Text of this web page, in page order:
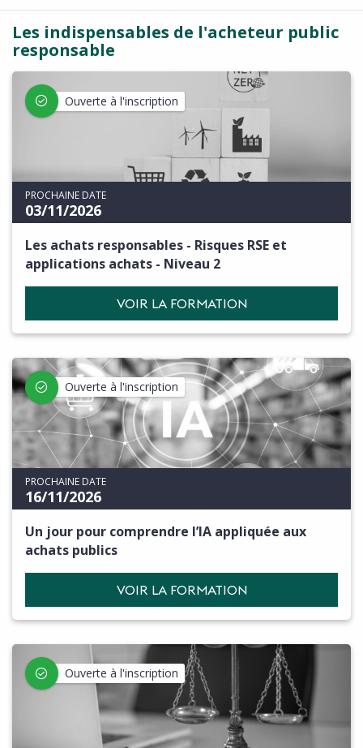
Les indispensables de l'acheteur public
responsable
Ouverte à l'inscription
PROCHAINE DATE
03/11/2026
Les achats responsables - Risques RSE et
applications achats - Niveau 2
VOIR LA FORMATION
Ouverte à l'inscription
PROCHAINE DATE
16/11/2026
Un jour pour comprendre l’IA appliquée aux
achats publics
VOIR LA FORMATION
Ouverte à l'inscription